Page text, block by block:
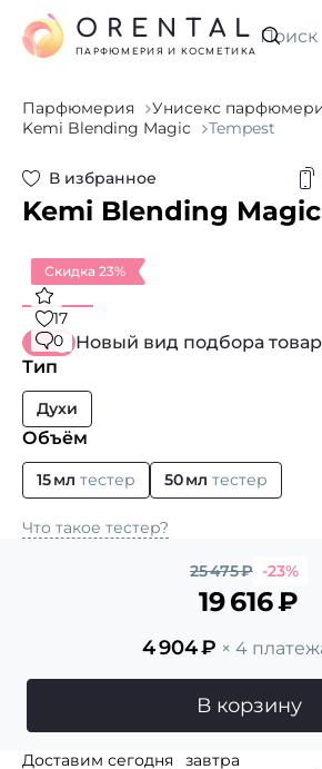
Искать
ORENTAL
ПАРФЮМЕРИЯ И КОСМЕТИКА
Парфюмерия
Унисекс
Kemi Blending Magic
Tempest
В избранное
Kemi Blending Magic
Скидка 23%
17
0
Новый вид подбора
Тип
Духи
Объём
15 мл тестер 50 мл тестер
Что такое тестер?
25 475₽ -23%
19 616₽
4 904₽ × 4
В корзину
Доставим сегодня
завтра